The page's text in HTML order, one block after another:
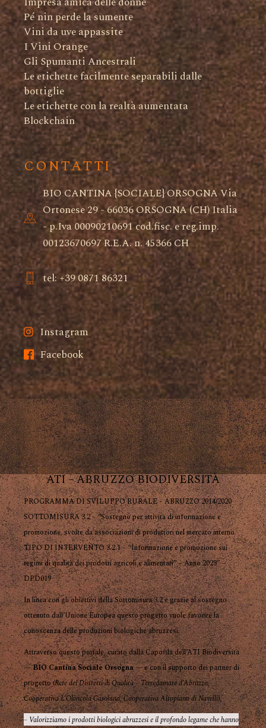
Pé nin perde la sumente
Vini da uve appassite
I Vini Orange
Gli Spumanti Ancestrali
Le etichette facilmente separabili dalle
bottiglie
Le etichette con la realtà aumentata
Blockchain
CONTATTI
BIO CANTINA {SOCIALE} ORSOGNA Via
Ortonese 29 - 66036 ORSOGNA (CH) Italia
- p.Iva 00090210691 cod.fisc. e reg.imp.
00123670697 R.E.A. n. 45366 CH
tel: +39 0871 86321
Instagram
Facebook
ATI – ABRUZZO BIODIVERSITÀ
PROGRAMMA DI SVILUPPO RURALE – ABRUZZO 2014/2020
SOTTOMISURA 3.2 – “Sostegno per attività di informazione e
promozione, svolte da associazioni di produttori nel mercato interno
TIPO DI INTERVENTO 3.2.1 – “Informazione e promozione sui
regimi di qualità dei prodotti agricoli e alimentari” – Anno 2023” –
DPD019
In linea con gli obiettivi della Sottomisura 3.2 e grazie al sostegno
ottenuto dall’Unione Europea questo progetto vuole favorire la
conoscenza delle produzioni biologiche abruzzesi.
Attraverso questo portale, curato dalla Capofila dell’ATI Biodiversità
—BIO Cantina Sociale Orsogna— e con il supporto dei partner di
progetto (Rete dei Distretti di Qualità – Terredamare d’Abruzzo,
Cooperativa L’Olivicola Casolana,Cooperativa Altopiano di Navelli),
– Valorizziamo i prodotti biologici abruzzesi e il profondo legame che hanno